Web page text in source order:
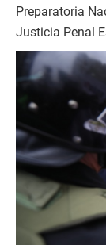
Preparatoria
Justicia Penal